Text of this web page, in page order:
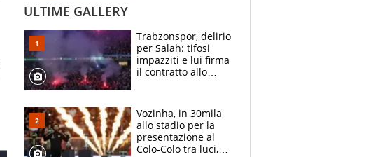
ULTIME GALLERY
Trabzonspor, delirio
per Salah: tifosi
impazziti e lui firma
il contratto allo
Vozinha, in 30mila
allo stadio per la
presentazione al
Colo-Colo tra luci,